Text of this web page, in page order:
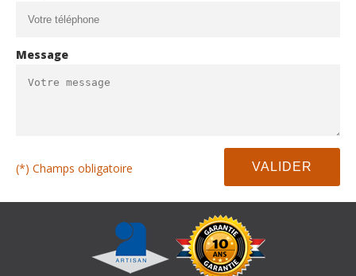
Message
(*) Champs obligatoire